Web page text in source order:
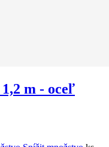
m - oceľ